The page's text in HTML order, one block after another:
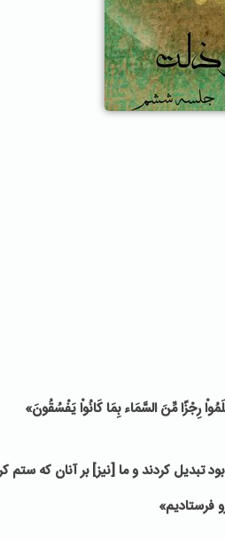
رِجْزًا مِّنَ السَّمَاء بِمَا كَانُواْ يَفْسُقُونَ»
كردند و ما [نيز] بر آنان كه ستم
فرستاديم»